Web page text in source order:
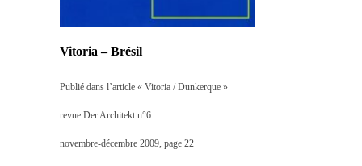
Vitoria – Brésil
Publié dans l’article « Vitoria / Dunkerque »
revue Der Architekt n°6
novembre-décembre 2009, page 22